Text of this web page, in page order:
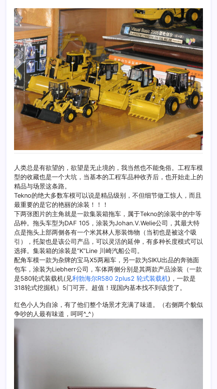
人类总是有欲望的，欲望是无止境的，我当然也不能免俗。工程车模
型的收藏也是一个大坑，当基本的工程车品种收齐后，也开始走上的
精品与场景这条路。
Tekno的绝大多数车模可以说是精品级别，不但细节做工惊人，而且
最重要的是它的艳丽的涂装！！！
下两张图片的主角就是一款集装箱拖车，属于Tekno的涂装中的中等
品种。拖头车型为DAF 105，涂装为Johan.V.Welie公司，其最大特
点是拖头上部两侧各有一个米其林人形装饰物（当初也是被这个吸
引），托架也是该公司产品，可以灵活的延伸，有多种长度模式可以
选择。集装箱的涂装是“K”Line 川崎汽船公司。
配角车模一款为杂牌的宝马X5两厢车，另一款为SIKU出品的奔驰面
包车，涂装为Liebherr公司，车体两侧分别是其两款产品涂装（一款
是580轮式装载机(见利勃海尔R580 2plus2 轮式装载机)，一款是
318轮式挖掘机）5门可开。超值！现国内基本找不到该货了。
红色小人为自涂，有了他们整个场景才充满了味道。（右侧两个貌似
争吵的人最有味道，呵呵^_^）